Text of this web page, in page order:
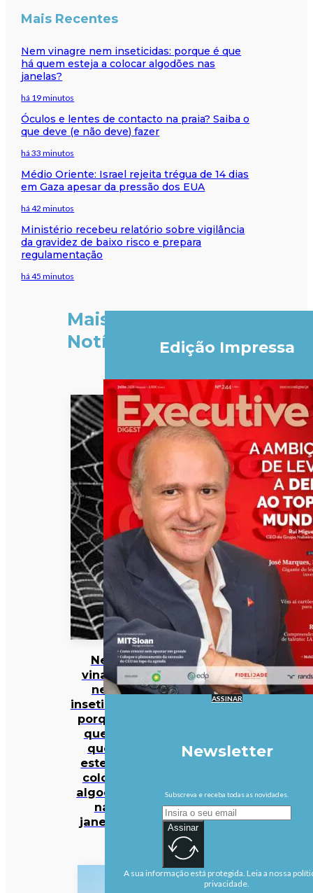
Mais Recentes
Nem vinagre nem inseticidas: porque é que
há quem esteja a colocar algodões nas
janelas?
há 19 minutos
Óculos e lentes de contacto na praia? Saiba o
que deve (e não deve) fazer
há 33 minutos
Médio Oriente: Israel rejeita trégua de 14 dias
em Gaza apesar da pressão dos EUA
há 42 minutos
Ministério recebeu relatório sobre vigilância
da gravidez de baixo risco e prepara
regulamentação
há 45 minutos
Mais
Notícias
Nem
vinagre
nem
inseticidas:
porque é
que há
quem
esteja a
colocar
algodões
nas
janelas?
Edição Impressa
ASSINAR
Newsletter
Subscreva e receba todas as novidades.
Assinar
A sua informação está protegida. Leia a nossa
privacidade.